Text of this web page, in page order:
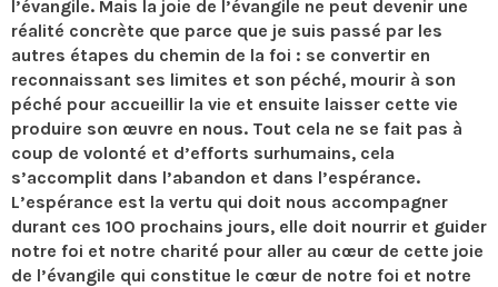
l’évangile. Mais la joie de l’évangile ne peut devenir une
réalité concrète que parce que je suis passé par les
autres étapes du chemin de la foi : se convertir en
reconnaissant ses limites et son péché, mourir à son
péché pour accueillir la vie et ensuite laisser cette vie
produire son œuvre en nous. Tout cela ne se fait pas à
coup de volonté et d’efforts surhumains, cela
s’accomplit dans l’abandon et dans l’espérance.
L’espérance est la vertu qui doit nous accompagner
durant ces 100 prochains jours, elle doit nourrir et guider
notre foi et notre charité pour aller au cœur de cette joie
de l’évangile qui constitue le cœur de notre foi et notre